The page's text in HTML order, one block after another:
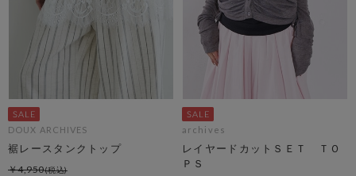
DOUX ARCHIVES
裾レースタンクトップ
￥4,950
archives
レイヤードカットＳＥＴ ＴＯ
ＰＳ